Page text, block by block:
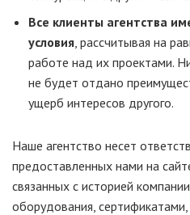
Все клиенты агентства
условия, рассчитывая на
работе над их проектами.
не будет отдано
ущерб интересов другого.
Наше агентство несет
предоставленных нами на
связанных с историей
оборудования, сертификатами,